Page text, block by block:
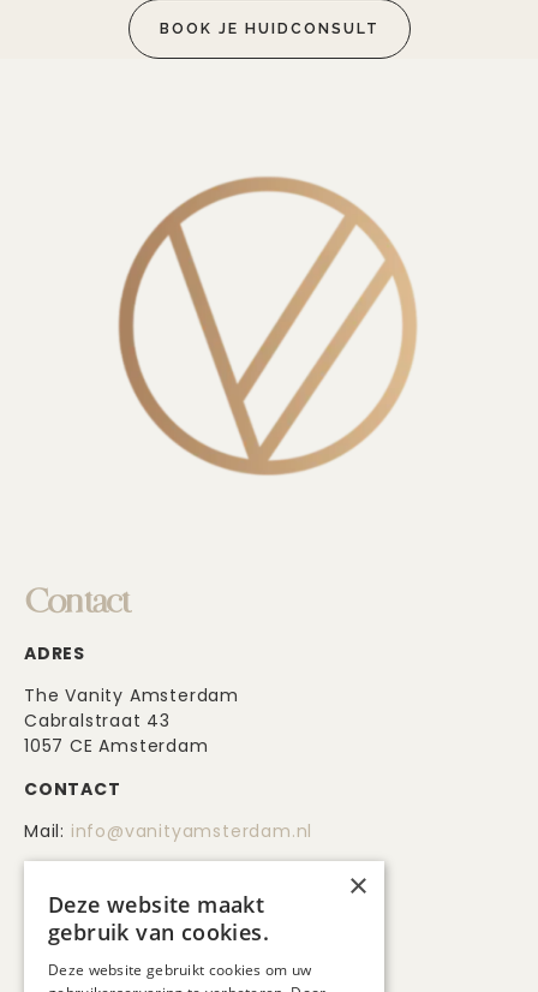
BOOK JE HUIDCONSULT
Contact
ADRES
The Vanity Amsterdam
Cabralstraat 43
1057 CE Amsterdam
CONTACT
Mail: info@vanityamsterdam.nl
Privacy
Cookies
×
Deze website maakt
gebruik van cookies.
Deze website gebruikt cookies om uw